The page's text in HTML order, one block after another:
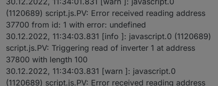
(1120689) script.js.PV: Error received reading address
37700 from id: 1 with error: undefined
30.12.2022, 11:34:03.831 [info ]: javascript.0 (1120689)
script.js.PV: Triggering read of inverter 1 at address
37800 with length 100
30.12.2022, 11:34:03.831 [warn ]: javascript.0
(1120689) script.js.PV: Error received reading address